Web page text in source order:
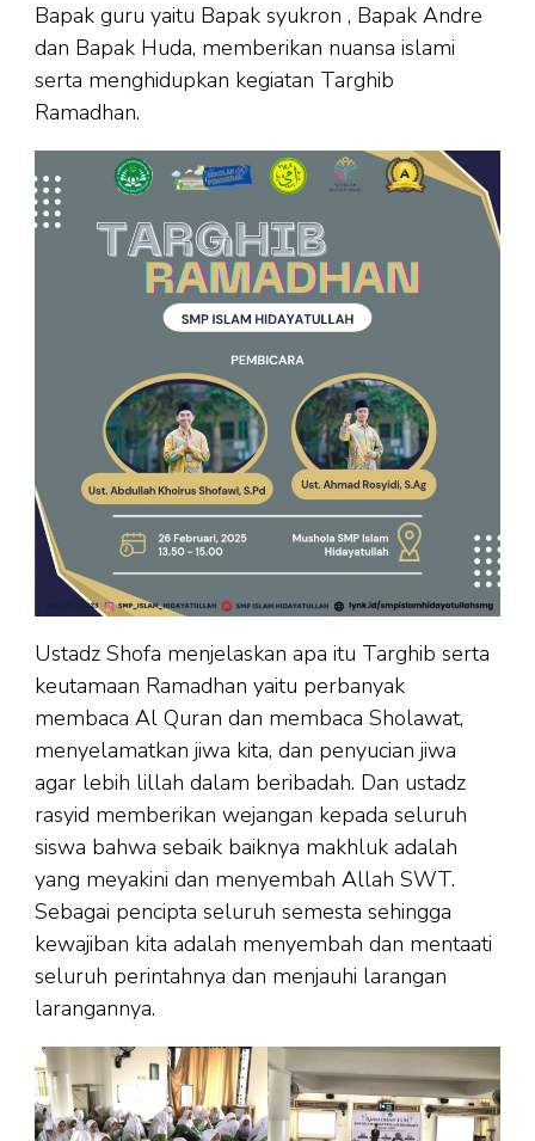
Bapak guru yaitu Bapak syukron , Bapak Andre
dan Bapak Huda, memberikan nuansa islami
serta menghidupkan kegiatan Targhib
Ramadhan.
Ustadz Shofa menjelaskan apa itu Targhib serta
keutamaan Ramadhan yaitu perbanyak
membaca Al Quran dan membaca Sholawat,
menyelamatkan jiwa kita, dan penyucian jiwa
agar lebih lillah dalam beribadah. Dan ustadz
rasyid memberikan wejangan kepada seluruh
siswa bahwa sebaik baiknya makhluk adalah
yang meyakini dan menyembah Allah SWT.
Sebagai pencipta seluruh semesta sehingga
kewajiban kita adalah menyembah dan mentaati
seluruh perintahnya dan menjauhi larangan
larangannya.